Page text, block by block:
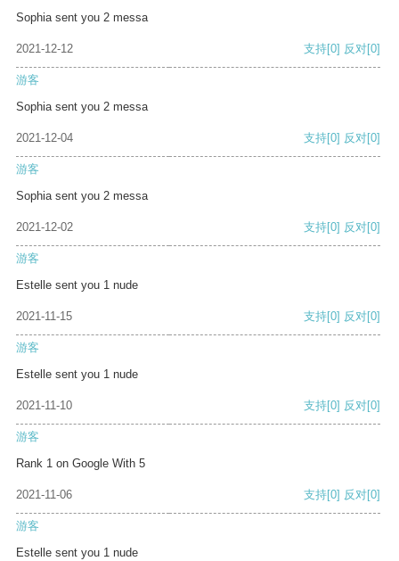
Sophia sent you 2 messa
2021-12-12 支持[0] 反对[0]
游客
Sophia sent you 2 messa
2021-12-04 支持[0] 反对[0]
游客
Sophia sent you 2 messa
2021-12-02 支持[0] 反对[0]
游客
Estelle sent you 1 nude
2021-11-15 支持[0] 反对[0]
游客
Estelle sent you 1 nude
2021-11-10 支持[0] 反对[0]
游客
Rank 1 on Google With 5
2021-11-06 支持[0] 反对[0]
游客
Estelle sent you 1 nude